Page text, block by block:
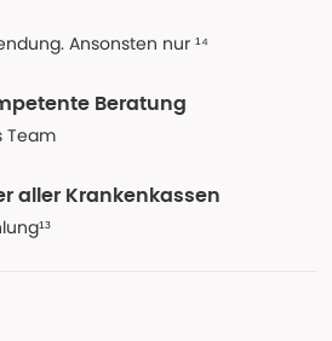
Ansonsten nur ¹⁴
Beratung
Team
aller Krankenkassen